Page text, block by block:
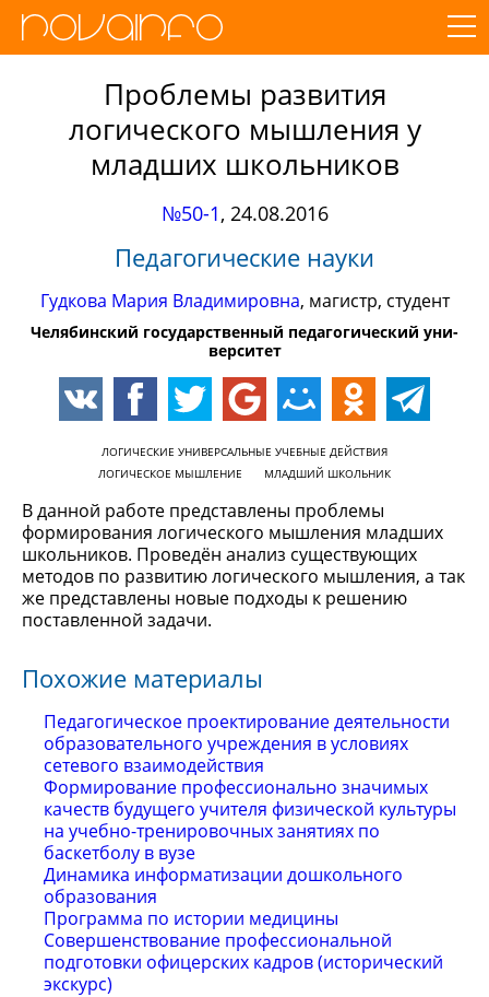
Проблемы развития
логического мышления у
младших школьников
№50-1, 24.08.2016
Педагогические науки
Гудкова Мария Владимировна, магистр, студент
Че­ля­бинс­кий го­су­дарст­вен­ный пе­да­го­ги­чес­кий уни­
вер­си­тет
ЛОГИЧЕСКИЕ УНИВЕРСАЛЬНЫЕ УЧЕБНЫЕ ДЕЙСТВИЯ
ЛОГИЧЕСКОЕ МЫШЛЕНИЕ
МЛАДШИЙ ШКОЛЬНИК
В данной работе представлены проблемы
формирования логического мышления младших
школьников. Проведён анализ существующих
методов по развитию логического мышления, а так
же представлены новые подходы к решению
поставленной задачи.
Похожие материалы
Педагогическое проектирование деятельности
образовательного учреждения в условиях
сетевого взаимодействия
Формирование профессионально значимых
качеств будущего учителя физической культуры
на учебно-тренировочных занятиях по
баскетболу в вузе
Динамика информатизации дошкольного
образования
Программа по истории медицины
Совершенствование профессиональной
подготовки офицерских кадров (исторический
экскурс)